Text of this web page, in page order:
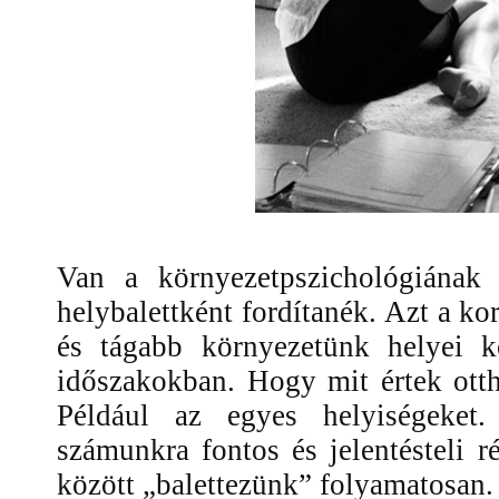
Van a
helybalettként fordítanék. Azt a
és tágabb környezetünk helyei
időszakokban. Hogy mit értek
Például az egyes
számunkra fontos és jelentésteli
között „balettezünk”